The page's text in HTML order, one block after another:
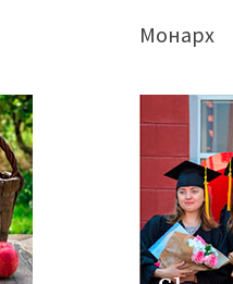
Монарх